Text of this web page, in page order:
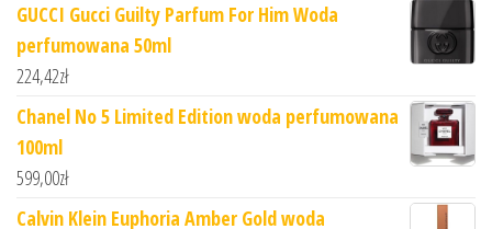
GUCCI Gucci Guilty Parfum For Him Woda
perfumowana 50ml
224,42zł
Chanel No 5 Limited Edition woda perfumowana
100ml
599,00zł
Calvin Klein Euphoria Amber Gold woda